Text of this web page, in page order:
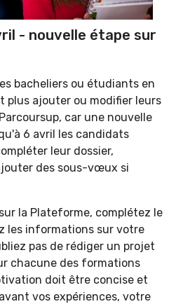
- nouvelle étape sur
bacheliers ou étudiants en
plus ajouter ou modifier leurs
car une nouvelle
6 avril les candidats
leur dossier,
des sous-vœux si
la Plateforme, complétez le
les informations sur votre
pas de rédiger un projet
chacune des formations
doit être concise et
vos expériences, votre